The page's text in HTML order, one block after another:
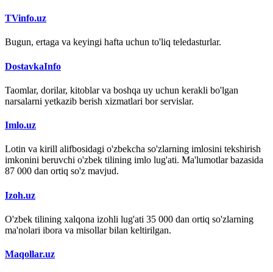
TVinfo.uz
Bugun, ertaga va keyingi hafta uchun to'liq teledasturlar.
DostavkaInfo
Taomlar, dorilar, kitoblar va boshqa uy uchun kerakli bo'lgan
narsalarni yetkazib berish xizmatlari bor servislar.
Imlo.uz
Lotin va kirill alifbosidagi o'zbekcha so'zlarning imlosini tekshirish
imkonini beruvchi o'zbek tilining imlo lug'ati. Ma'lumotlar bazasida
87 000 dan ortiq so'z mavjud.
Izoh.uz
O'zbek tilining xalqona izohli lug'ati 35 000 dan ortiq so'zlarning
ma'nolari ibora va misollar bilan keltirilgan.
Maqollar.uz